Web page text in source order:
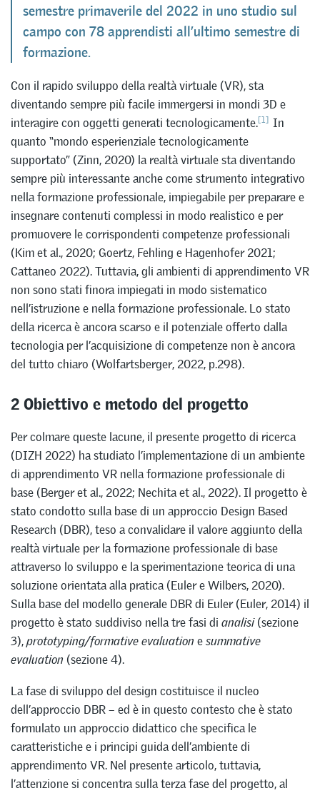
semestre primaverile del 2022 in uno studio sul
campo con 78 apprendisti all’ultimo semestre di
formazione.
Con il rapido sviluppo della realtà virtuale (VR), sta
diventando sempre più facile immergersi in mondi 3D e
interagire con oggetti generati tecnologicamente.[1] In
quanto “mondo esperienziale tecnologicamente
supportato” (Zinn, 2020) la realtà virtuale sta diventando
sempre più interessante anche come strumento integrativo
nella formazione professionale, impiegabile per preparare e
insegnare contenuti complessi in modo realistico e per
promuovere le corrispondenti competenze professionali
(Kim et al., 2020; Goertz, Fehling e Hagenhofer 2021;
Cattaneo 2022). Tuttavia, gli ambienti di apprendimento VR
non sono stati finora impiegati in modo sistematico
nell’istruzione e nella formazione professionale. Lo stato
della ricerca è ancora scarso e il potenziale offerto dalla
tecnologia per l’acquisizione di competenze non è ancora
del tutto chiaro (Wolfartsberger, 2022, p.298).
2 Obiettivo e metodo del progetto
Per colmare queste lacune, il presente progetto di ricerca
(DIZH 2022) ha studiato l’implementazione di un ambiente
di apprendimento VR nella formazione professionale di
base (Berger et al., 2022; Nechita et al., 2022). Il progetto è
stato condotto sulla base di un approccio Design Based
Research (DBR), teso a convalidare il valore aggiunto della
realtà virtuale per la formazione professionale di base
attraverso lo sviluppo e la sperimentazione teorica di una
soluzione orientata alla pratica (Euler e Wilbers, 2020).
Sulla base del modello generale DBR di Euler (Euler, 2014) il
progetto è stato suddiviso nella tre fasi di analisi(sezione
3),prototyping/formative evaluation esummative
evaluation (sezione 4).
La fase di sviluppo del design costituisce il nucleo
dell’approccio DBR – ed è in questo contesto che è stato
formulato un approccio didattico che specifica le
caratteristiche e i principi guida dell’ambiente di
apprendimento VR. Nel presente articolo, tuttavia,
l’attenzione si concentra sulla terza fase del progetto, al